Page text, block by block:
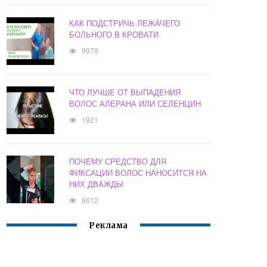
КАК ПОДСТРИЧЬ ЛЕЖАЧЕГО
БОЛЬНОГО В КРОВАТИ
9979
ЧТО ЛУЧШЕ ОТ ВЫПАДЕНИЯ
ВОЛОС АЛЕРАНА ИЛИ СЕЛЕНЦИН
1921
ПОЧЕМУ СРЕДСТВО ДЛЯ
ФИКСАЦИИ ВОЛОС НАНОСИТСЯ НА
НИХ ДВАЖДЫ
8612
Реклама